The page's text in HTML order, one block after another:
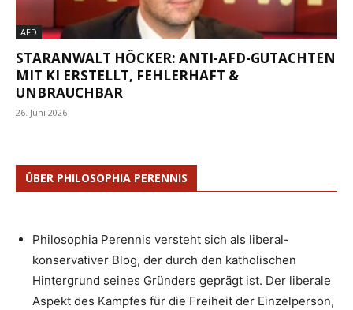
AFD
STARANWALT HÖCKER: ANTI-AFD-GUTACHTEN
MIT KI ERSTELLT, FEHLERHAFT &
UNBRAUCHBAR
26. Juni 2026
ÜBER PHILOSOPHIA PERENNIS
Philosophia Perennis versteht sich als liberal-
konservativer Blog, der durch den katholischen
Hintergrund seines Gründers geprägt ist. Der liberale
Aspekt des Kampfes für die Freiheit der Einzelperson,